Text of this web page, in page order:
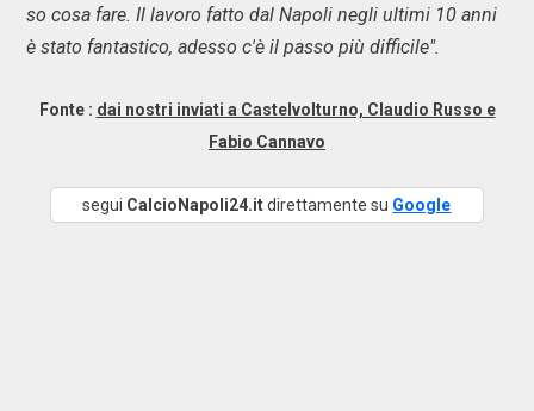
so cosa fare. Il lavoro fatto dal Napoli negli ultimi 10 anni
è stato fantastico, adesso c'è il passo più difficile".
Fonte : dai nostri inviati a Castelvolturno, Claudio Russo e
Fabio Cannavo
segui CalcioNapoli24.itdirettamente su Google